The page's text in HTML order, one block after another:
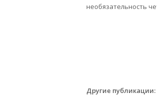
необязательность
Другие публикации: